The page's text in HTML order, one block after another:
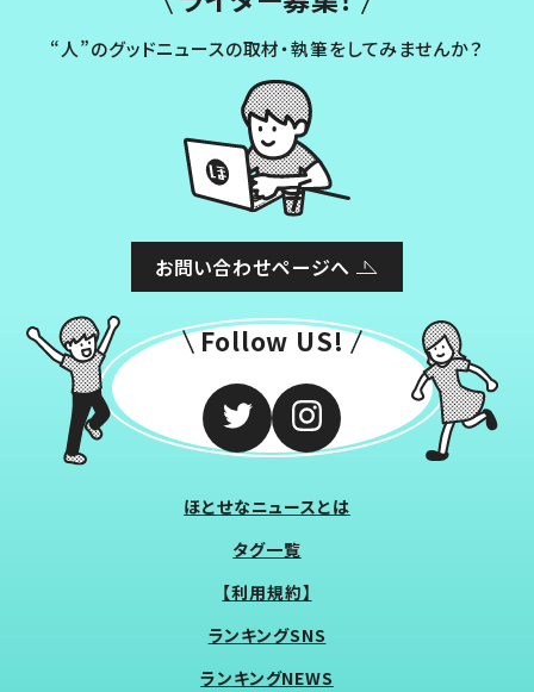
“人”のグッドニュースの取材・執筆をしてみませんか？
お問い合わせページへ
Follow US!
ほとせなニュースとは
タグ一覧
【利用規約】
ランキングSNS
ランキングNEWS